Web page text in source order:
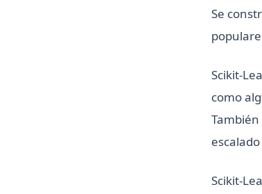
Se
Scikit-
como
Scikit-